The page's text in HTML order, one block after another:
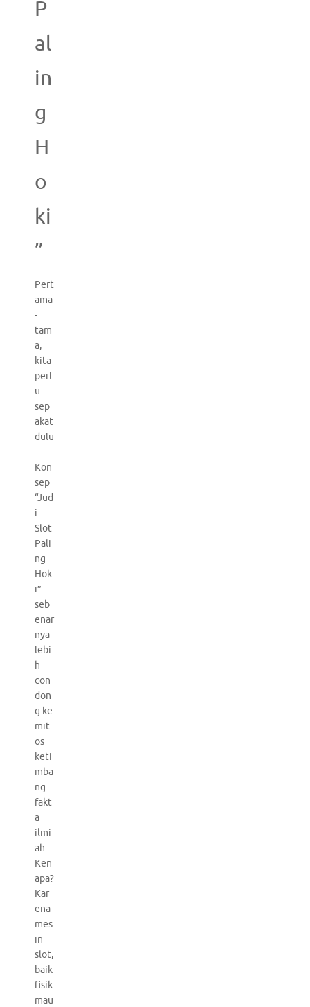
P
al
in
g
H
o
ki
”
Pert
ama
-
tam
a,
kita
perl
u
sep
akat
dulu
.
Kon
sep
“Jud
i
Slot
Pali
ng
Hok
i”
seb
enar
nya
lebi
h
con
don
g ke
mit
os
keti
mba
ng
fakt
a
ilmi
ah.
Ken
apa?
Kar
ena
mes
in
slot,
baik
fisik
mau